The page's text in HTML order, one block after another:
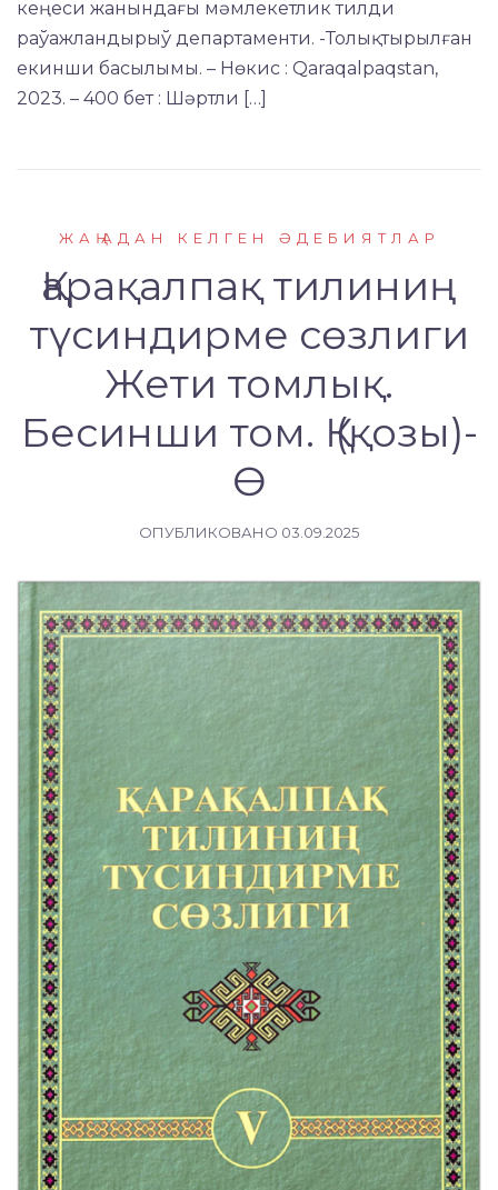
кеңеси жанындағы мәмлекетлик тилди
раўажландырыў департаменти. -Толықтырылған
екинши басылымы. – Нөкис : Qaraqalpaqstan,
2023. – 400 бет : Шәртли […]
ЖАҢАДАН КЕЛГЕН ӘДЕБИЯТЛАР
Қарақалпақ тилиниң
түсиндирме сөзлиги
Жети томлық.
Бесинши том. Қ (қозы)-
Ө
ОПУБЛИКОВАНО 03.09.2025